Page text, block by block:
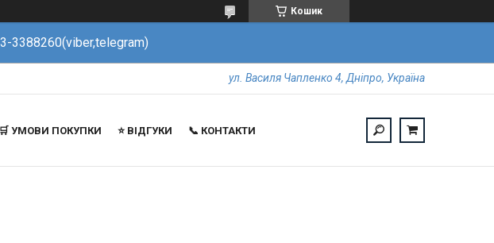
Кошик
3388260(viber,telegram)
ул. Василя Чапленко 4, Дніпро, Україна
🛒 УМОВИ ПОКУПКИ ⭐️ ВІДГУКИ 📞 КОНТАКТИ